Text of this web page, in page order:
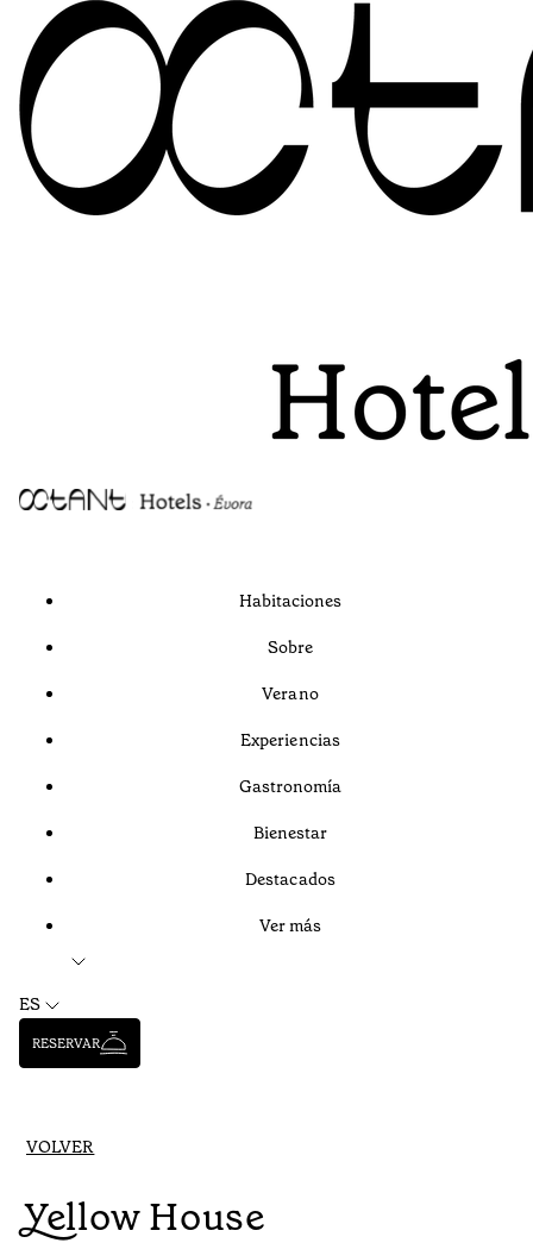
Habitaciones
Sobre
Verano
Experiencias
Gastronomía
Bienestar
Destacados
Ver más
ES
RESERVAR
VOLVER
Yellow House